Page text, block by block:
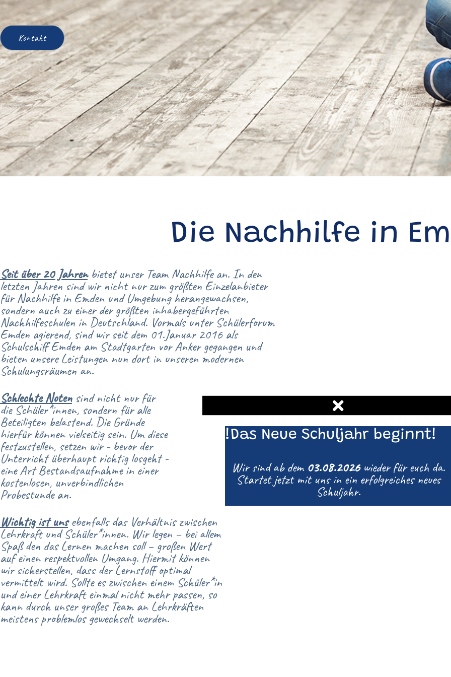
Kontakt
Die Nachhilfe in
Seit über 20 Jahrenbietet unser Team Nachhilfe an. In den
letzten Jahren sind wir nicht nur zum größten Einzelanbieter
für Nachhilfe in Emden und Umgebung herangewachsen,
sondern auch zu einer der größten inhabergeführten
Nachhilfeschulen in Deutschland. Vormals unter Schülerforum
Emden agierend, sind wir seit dem 01.Januar 2016 als
Schulschiff Emden am Stadtgarten vor Anker gegangen und
bieten unsere Leistungen nun dort in unseren modernen
Schulungsräumen an.
Schlechte Notensind nicht nur für
die Schüler*innen, sondern für alle
Beteiligten belastend. Die Gründe
hierfür können vielseitig sein. Um diese
festzustellen, setzen wir - bevor der
Unterricht überhaupt richtig losgeht -
eine Art Bestandsaufnahme in einer
kostenlosen, unverbindlichen
Probestunde an.
Wichtig ist unsebenfalls das Verhältnis zwischen
Lehrkraft und Schüler*innen. Wir legen – bei allem
Spaß den das Lernen machen soll – großen Wert
auf einen respektvollen Umgang. Hiermit können
wir sicherstellen, dass der Lernstoff optimal
vermittelt wird. Sollte es zwischen einem Schüler*in
und einer Lehrkraft einmal nicht mehr passen, so
kann durch unser großes Team an Lehrkräften
meistens problemlos gewechselt werden.
!Das Neue Schuljahr beginnt!
Wir sind ab dem 03.08.2026wieder für euch da.
Startet jetzt mit uns in ein erfolgreiches neues
Schuljahr.